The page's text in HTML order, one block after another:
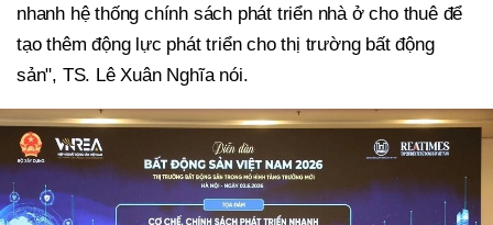
nhanh hệ thống chính sách phát triển nhà ở cho thuê để
tạo thêm động lực phát triển cho thị trường bất động
sản", TS. Lê Xuân Nghĩa nói.